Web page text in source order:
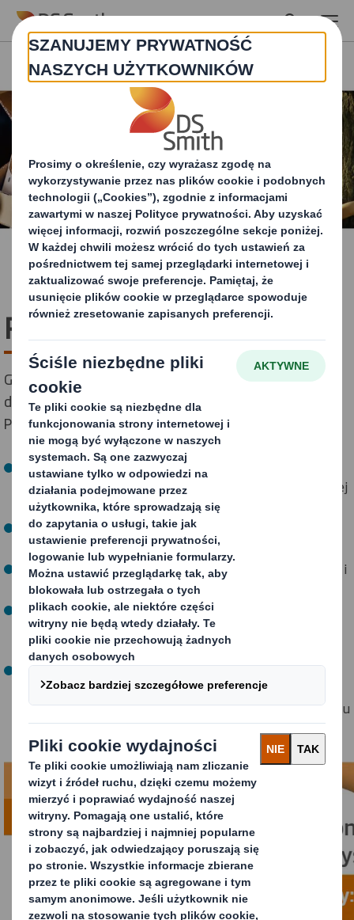
Skip to main content
Poznaj nas
Grupa DS Smith, założona w 1940 roku w Londynie,
działa w 34 krajach i zatrudnia ok. 30 000 osób. W
Polsce funkcjonujemy od 1971 roku.
Jesteśmy międzynarodowym, wiodącym dostawcą
proekologicznych opakowań z tektury falistej nadającej
się do recyklingu
Jesteśmy największą w Europie firmą zajmująca się
recyklingiem tektury i papieru
Stosujemy już model gospodarki o obiegu zamkniętym i
pomagamy naszym klientem w zamknięciu obiegu
Aby chronić zasoby naturalne stosujemy tylko papier,
który w 100% pochodzi z recyklingu lub posiada
certyfikat pochodzenia produktu
Jesteśmy jednym z 12 strategicznych partnerów
Fundacji Ellen MacArthur – światowego autorytetu
działającego na rzecz wprowadzenia gospodarki o obiegu
zamkniętym